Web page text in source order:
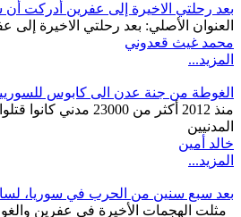
بعد رحلتي الاخيرة إلى عفرين أدركت
العنوان الأصلي: بعد رحلتي الاخيرة
محمد غيث قعدوني
المزيد...
الغوطة من جنة عدن الى كابوس
منذ 2012 أكثر
المدنيين
خالد أمين
المزيد...
بعد سبع سنين من الحرب في سوريا، لسان